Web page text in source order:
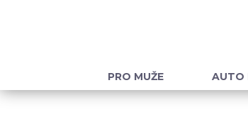
PRO MUŽE AUTO